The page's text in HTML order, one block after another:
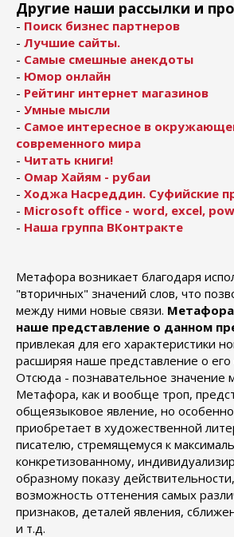
Другие наши рассылки и
- Поиск бизнес партнеров
- Лучшие сайты.
- Самые смешные анекдоты
- Юмор онлайн
- Рейтинг интернет магазинов
- Умные мысли
- Самое интересное в
современного мира
- Читать книги!
- Омар Хайям - рубаи
- Ходжа Насреддин. Cуфийские
- Microsoft office - word, excel,
- Наша группа ВКонтракте
Метафора возникает благодаря
"вторичных" значений слов, что
между ними новые связи.
наше представление о данном
привлекая для его характеристики
расширяя наше представление о его
Отсюда - познавательное значение
Метафора, как и вообще троп,
общеязыковое явление, но
приобретает в художественной
писателю, стремящемуся к
конкретизованному,
образному показу
возможность оттенения самых
признаков, деталей явления,
и т.д.